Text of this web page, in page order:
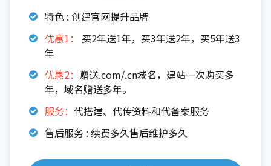
特色 : 创建官网提升品牌
优惠1：
买2年送1年，买3年送2年，买5年送3
年
优惠2： 赠送.com/.cn域名，建站一次购买多
年，域名赠送多年。
服务： 代搭建、代传资料和代备案服务
售后服务 : 续费多久售后维护多久